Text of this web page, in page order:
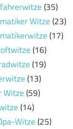
(35)
Witze(23)
(17)
(16)
(19)
(13)
Witze(59)
(14)
Witze(25)